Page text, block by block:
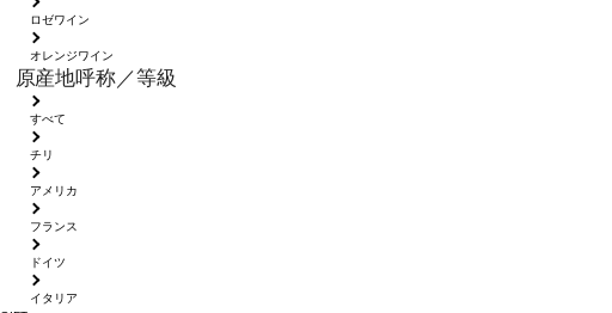
ロゼワイン
オレンジワイン
原産地呼称／等級
すべて
チリ
アメリカ
フランス
ドイツ
イタリア